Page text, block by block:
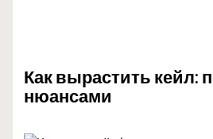
Как вырастить кейл:
нюансами